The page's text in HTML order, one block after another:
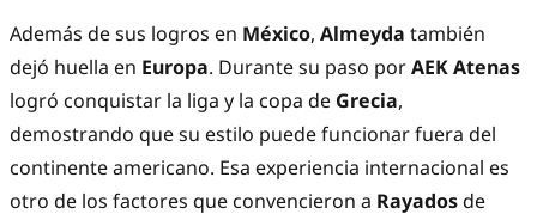
Además de sus logros en México, Almeyda también
dejó huella en Europa. Durante su paso porAEK Atenas
logró conquistar la liga y la copa de Grecia,
demostrando que su estilo puede funcionar fuera del
continente americano. Esa experiencia internacional es
otro de los factores que convencieron a Rayadosde